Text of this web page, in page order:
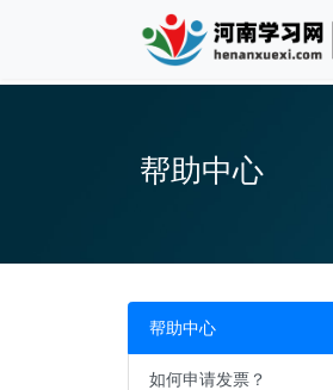
帮助中心
帮助中心
如何申请发票？